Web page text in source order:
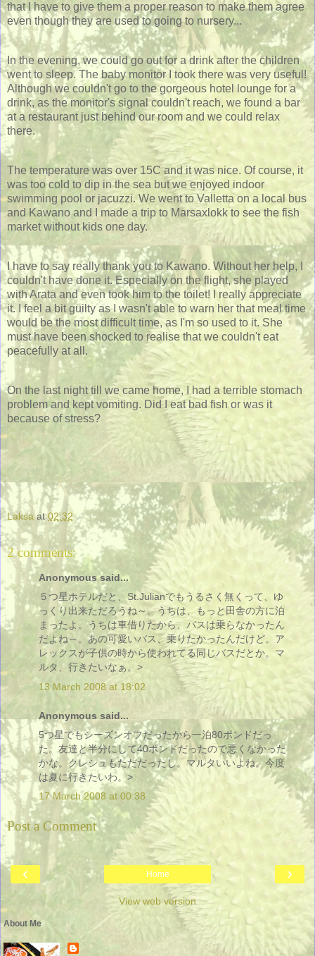
that I have to give them a proper reason to make them agree
even though they are used to going to nursery...
In the evening, we could go out for a drink after the children
went to sleep. The baby monitor I took there was very useful!
Although we couldn't go to the gorgeous hotel lounge for a
drink, as the monitor's signal couldn't reach, we found a bar
at a restaurant just behind our room and we could relax
there.
The temperature was over 15C and it was nice. Of course, it
was too cold to dip in the sea but we enjoyed indoor
swimming pool or jacuzzi. We went to Valletta on a local bus
and Kawano and I made a trip to Marsaxlokk to see the fish
market without kids one day.
I have to say really thank you to Kawano. Without her help, I
couldn't have done it. Especially on the flight, she played
with Arata and even took him to the toilet! I really appreciate
it. I feel a bit guilty as I wasn't able to warn her that meal time
would be the most difficult time, as I'm so used to it. She
must have been shocked to realise that we couldn't eat
peacefully at all.
On the last night till we came home, I had a terrible stomach
problem and kept vomiting. Did I eat bad fish or was it
because of stress?
Laksa at02:32
2 comments:
Anonymous said...
５つ星ホテルだと、St.Julianでもうるさく無くって、ゆ
っくり出来ただろうね～。うちは、もっと田舎の方に泊
まったよ。うちは車借りたから、バスは乗らなかったん
だよね～。あの可愛いバス、乗りたかったんだけど。ア
レックスが子供の時から使われてる同じバスだとか。マ
ルタ、行きたいなぁ。>
13 March 2008 at 18:02
Anonymous said...
5つ星でもシーズンオフだったから一泊80ポンドだっ
た。友達と半分にして40ポンドだったので悪くなかった
かな。クレシュもただだったし。マルタいいよね。今度
は夏に行きたいわ。>
17 March 2008 at 00:38
Post a Comment
‹ ›
Home
View web version
About Me